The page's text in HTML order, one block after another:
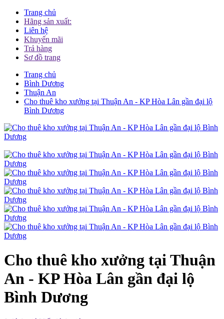
Trang chủ
Hãng sản xuất:
Liên hệ
Khuyến mãi
Trả hàng
Sơ đồ trang
Trang chủ
Bình Dương
Thuận An
Cho thuê kho xưởng tại Thuận An - KP Hòa Lân gần đại lộ
Bình Dương
Cho thuê kho xưởng tại Thuận
An - KP Hòa Lân gần đại lộ
Bình Dương